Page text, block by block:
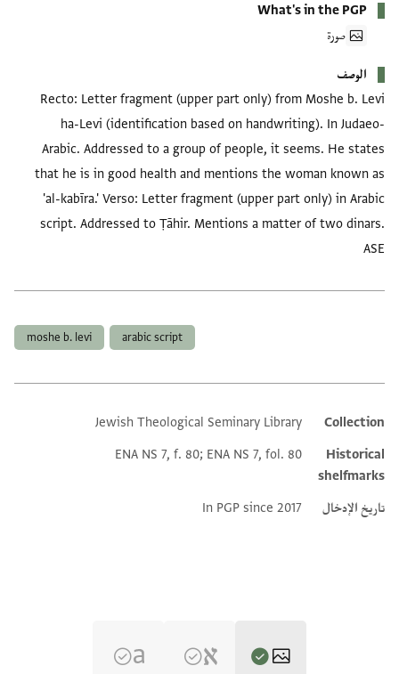
What's in the PGP
صورة
الوصف
Recto: Letter fragment (upper part only) from Moshe b. Levi
ha-Levi (identification based on handwriting). In Judaeo-
Arabic. Addressed to a group of people, it seems. He states
that he is in good health and mentions the woman known as
'al-kabīra.' Verso: Letter fragment (upper part only) in Arabic
script. Addressed to Ṭāhir. Mentions a matter of two dinars.
ASE
arabic script
moshe b. levi
Additional metadata
Collection
Jewish Theological Seminary Library
Historical
shelfmarks
ENA NS 7, f. 80; ENA NS 7, fol. 80
تاريخ الإدخال In PGP since 2017